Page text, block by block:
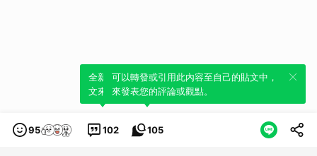
95 102
全新體驗！一鍵引用此內容，透過發布貼
文來輕鬆表達個人立場。
105
可以轉發或引用此內容至自己的貼文中，
來發表您的評論或觀點。